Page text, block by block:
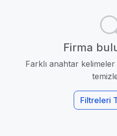
Firma
Farklı anahtar
Filtreleri